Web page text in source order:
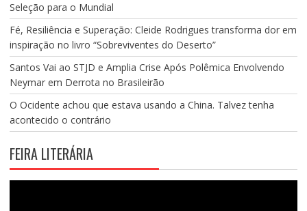
Seleção para o Mundial
Fé, Resiliência e Superação: Cleide Rodrigues transforma dor em
inspiração no livro “Sobreviventes do Deserto”
Santos Vai ao STJD e Amplia Crise Após Polêmica Envolvendo
Neymar em Derrota no Brasileirão
O Ocidente achou que estava usando a China. Talvez tenha
acontecido o contrário
FEIRA LITERÁRIA